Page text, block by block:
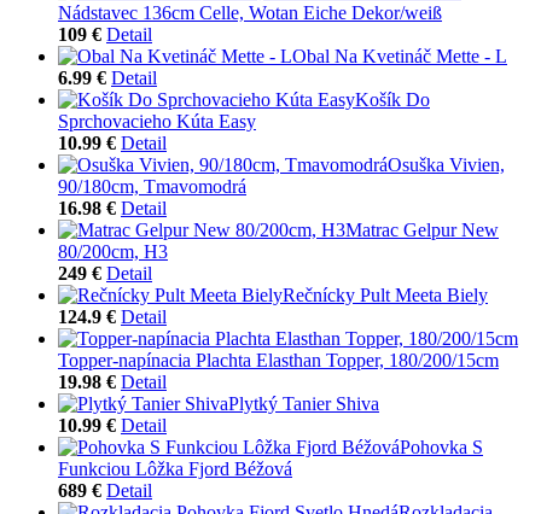
Nádstavec 136cm Celle, Wotan Eiche Dekor/weiß
109 € Detail
Obal Na Kvetináč Mette - L
6.99 € Detail
Košík Do
Sprchovacieho Kúta Easy
10.99 € Detail
Osuška Vivien,
90/180cm, Tmavomodrá
16.98 € Detail
Matrac Gelpur New
80/200cm, H3
249 € Detail
Rečnícky Pult Meeta Biely
124.9 € Detail
Topper-napínacia Plachta Elasthan Topper, 180/200/15cm
19.98 € Detail
Plytký Tanier Shiva
10.99 € Detail
Pohovka S
Funkciou Lôžka Fjord Béžová
689 € Detail